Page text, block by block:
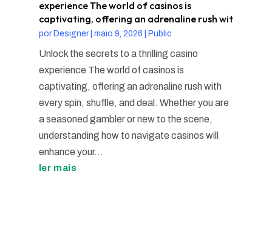
experience The world of casinos is
captivating, offering an adrenaline rush wit
por Designer| maio 9, 2026 Public
Unlock the secrets to a thrilling casino
experience The world of casinos is
captivating, offering an adrenaline rush with
every spin, shuffle, and deal. Whether you are
a seasoned gambler or new to the scene,
understanding how to navigate casinos will
enhance your...
ler mais